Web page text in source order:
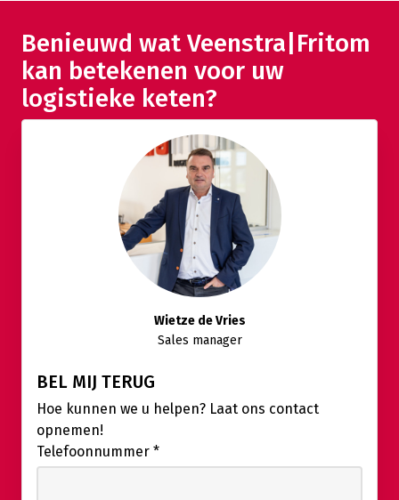
Benieuwd wat Veenstra|Fritom
kan betekenen voor uw
logistieke keten?
Wietze de Vries
Sales manager
BEL MIJ TERUG
Hoe kunnen we u helpen? Laat ons contact
opnemen!
Telefoonnummer *